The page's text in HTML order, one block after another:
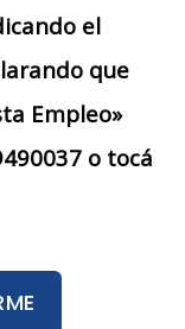
el
que
Empleo»
o tocá